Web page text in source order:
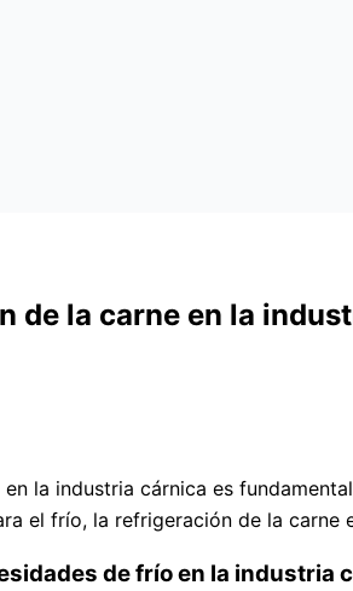
de la carne en la
la industria cárnica es
el frío, la refrigeración de la
de frío en la industria